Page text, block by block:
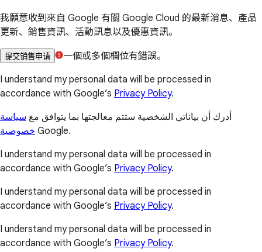
我願意收到來自 Google 有關 Google Cloud 的最新消息、產品
更新、銷售資訊、活動訊息以及優惠資訊。
提交销售申请
一個或多個欄位有錯誤。
I understand my personal data will be processed in
accordance with Google’s Privacy Policy.
أدرك أن بياناتي الشخصية ستتم معالجتها بما يتوافق مع سياسة
خصوصية Google.
I understand my personal data will be processed in
accordance with Google’s Privacy Policy.
I understand my personal data will be processed in
accordance with Google’s Privacy Policy.
I understand my personal data will be processed in
accordance with Google’s Privacy Policy.